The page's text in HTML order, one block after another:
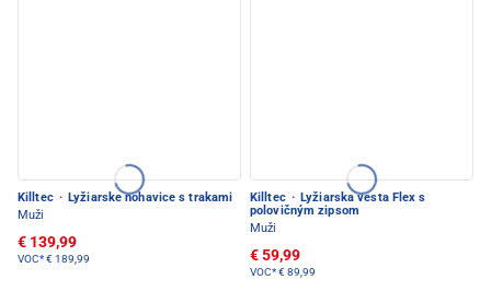
Killtec · Lyžiarske nohavice s trakami
Muži
€ 139,99
VOC*€ 189,99
Killtec · Lyžiarska vesta Flex s
polovičným zipsom
Muži
€ 59,99
VOC*€ 89,99